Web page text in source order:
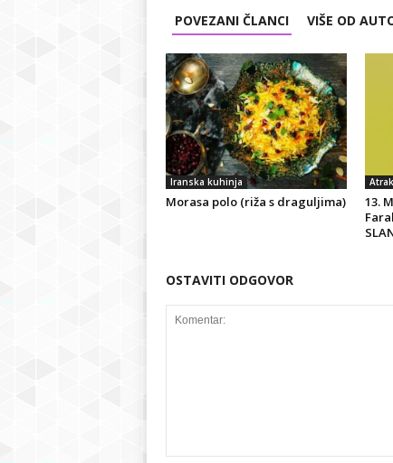
POVEZANI ČLANCI VIŠE OD
Iranska kuhinja
Morasa polo (riža s draguljima)
13.
OSTAVITI ODGOVOR